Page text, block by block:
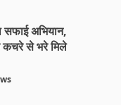
सफाई अभियान,
कचरे से भरे मिले